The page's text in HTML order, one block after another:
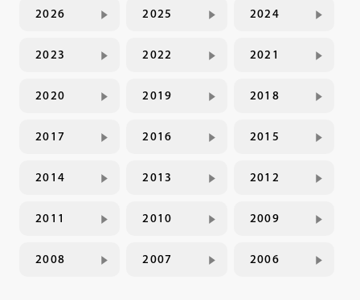
2026 2025 2024
2023 2022 2021
2020 2019 2018
2017 2016 2015
2014 2013 2012
2011 2010 2009
2008 2007 2006